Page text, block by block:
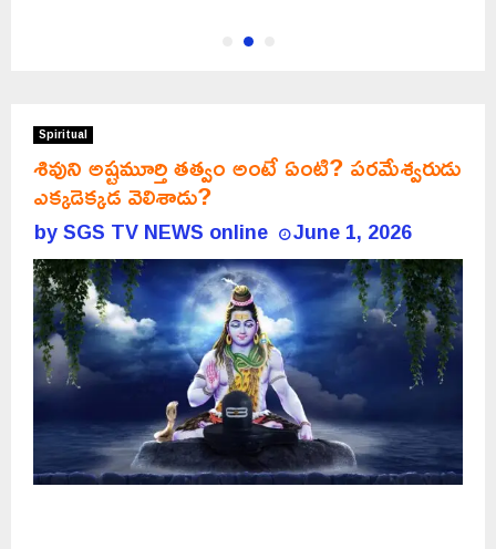
Spiritual
శివుని అష్టమూర్తి తత్వం అంటే ఏంటి? పరమేశ్వరుడు
ఎక్కడెక్కడ వెలిశాడు?
bySGS TV NEWS online June 1, 2026